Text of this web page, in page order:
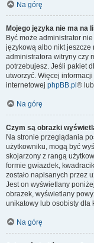
Na górę
Mojego języka nie ma na
Być może administrator
językową albo nikt jeszcze
administratora witryny czy
potrzebujesz. Jeśli pakiet
utworzyć. Więcej
internetowej phpBB.pl ®
Na górę
Czym są obrazki
Na stronie przeglądania
użytkowniku, mogą być
skojarzony z rangą
formie gwiazdek,
zostało napisanych przez
Jest on wyświetlany
obrazek, wyświetlany
unikatowy lub osobisty dla
Na górę